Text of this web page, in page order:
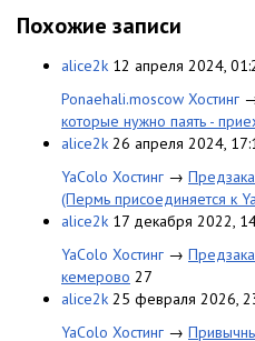
Похожие записи
alice2k 12 апреля 2024,
Ponaehali.moscow Хостинг
которые нужно паять -
alice2k 26 апреля 2024,
YaColo Хостинг →
(Пермь присоединяется к
alice2k 17 декабря 2022,
YaColo Хостинг →
кемерово 27
alice2k 25 февраля 2026,
YaColo Хостинг →